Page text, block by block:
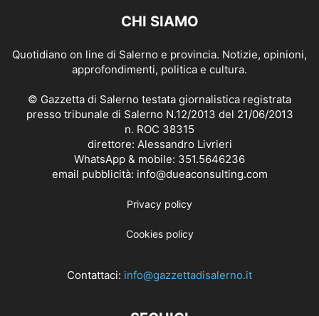
CHI SIAMO
Quotidiano on line di Salerno e provincia. Notizie, opinioni,
approfondimenti, politica e cultura.
© Gazzetta di Salerno testata giornalistica registrata
presso tribunale di Salerno N.12/2013 del 21/06/2013
n. ROC 38315
direttore: Alessandro Livrieri
WhatsApp & mobile: 351.5646236
email pubblicità: info@dueaconsulting.com
Privacy policy
Cookies policy
Contattaci: info@gazzettadisalerno.it